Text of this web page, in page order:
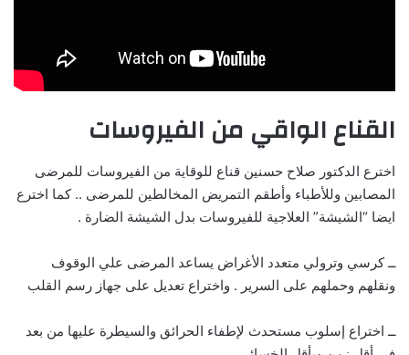
القناع الواقي من الفيروسات
اخترع الدكتور صلاح حسنين قناع للوقاية من الفيروسات للمرضى
المصابين وللأطباء وأطقم التمريض المخالطين للمرضى .. كما اخترع
ايضا “الشيشة” العلاجية للفيروسات بدل الشيشة الضارة .
ــ كرسي وترولي متعدد الأغراض يساعد المرضى علي الوقوف
ونقلهم وحملهم على السرير . واختراع تعديل على جهاز رسم القلب
ــ اختراع إسلوب مستحدث لإطفاء الحرائق والسيطرة عليها من بعد